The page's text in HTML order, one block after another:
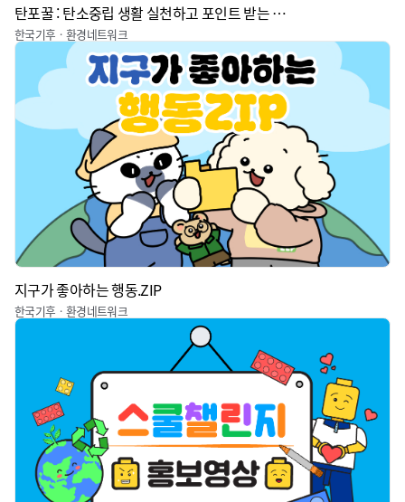
탄포꿀 : 탄소중립 생활 실천하고 포인트 받는 꿀팁
한국기후ㆍ환경네트워크
지구가 좋아하는 행동.ZIP
한국기후ㆍ환경네트워크